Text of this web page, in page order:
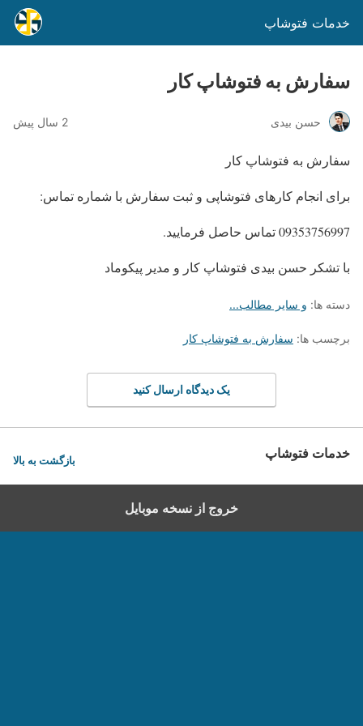
خدمات فتوشاپ
سفارش به فتوشاپ کار
حسن بیدی 2 سال پیش
سفارش به فتوشاپ کار
برای انجام کارهای فتوشاپی و ثبت سفارش با شماره تماس:
09353756997 تماس حاصل فرمایید.
با تشکر حسن بیدی فتوشاپ کار و مدیر پیکوماد
دسته ها: و سایر مطالب...
برچسب ها: سفارش به فتوشاپ کار
یک دیدگاه ارسال کنید
خدمات فتوشاپ بازگشت به بالا
خروج از نسخه موبایل